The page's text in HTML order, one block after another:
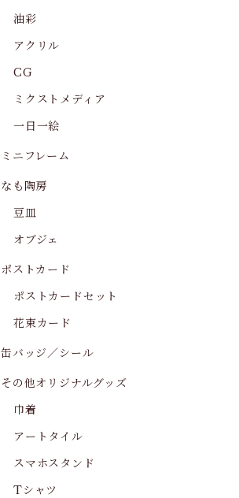
油彩
アクリル
CG
ミクストメディア
一日一絵
ミニフレーム
なも陶房
豆皿
オブジェ
ポストカード
ポストカードセット
花束カード
缶バッジ／シール
その他オリジナルグッズ
巾着
アートタイル
スマホスタンド
Tシャツ